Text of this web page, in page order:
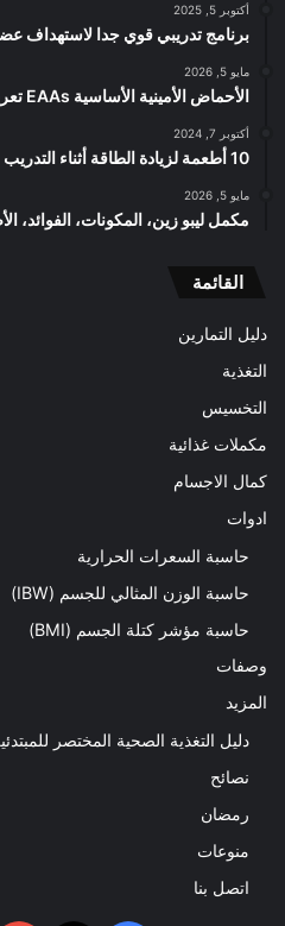
أكتوبر 5, 2025
برنامج تدريبي قوي جدا لاستهداف
مايو 5, 2026
الأحماض الأمينية الأساسية EAAs تعريفها، أهميتها، مصادرها، وفوائدها
أكتوبر 7, 2024
10 أطعمة لزيادة الطاقة أثناء التدريب
مايو 5, 2026
مكمل ليبو زين، المكونات، الفوائد،
القائمة
دليل التمارين
التغذية
التخسيس
مكملات غذائية
كمال الاجسام
ادوات
حاسبة السعرات الحرارية
حاسبة الوزن المثالي للجسم (IBW)
حاسبة مؤشر كتلة الجسم (BMI)
وصفات
المزيد
دليل التغذية الصحية المختصر للمبتدئين
نصائح
رمضان
منوعات
اتصل بنا